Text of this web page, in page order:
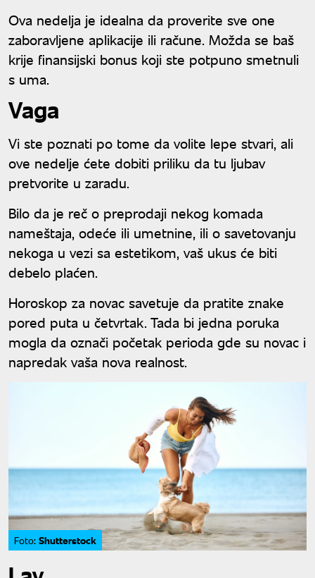
Ova nedelja je idealna da proverite sve one
zaboravljene aplikacije ili račune. Možda se baš
krije finansijski bonus koji ste potpuno smetnuli
s uma.
Vaga
Vi ste poznati po tome da volite lepe stvari, ali
ove nedelje ćete dobiti priliku da tu ljubav
pretvorite u zaradu.
Bilo da je reč o preprodaji nekog komada
nameštaja, odeće ili umetnine, ili o savetovanju
nekoga u vezi sa estetikom, vaš ukus će biti
debelo plaćen.
Horoskop za novac savetuje da pratite znake
pored puta u četvrtak. Tada bi jedna poruka
mogla da označi početak perioda gde su novac i
napredak vaša nova realnost.
Foto: Shutterstock